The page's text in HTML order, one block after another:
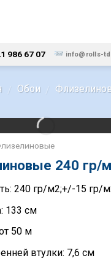
986 67 07 info@rolls-
/ Обои /
240 гр/м
240 гр/м2;+/-15 гр/
133 см
50 м
втулки: 7,6 см